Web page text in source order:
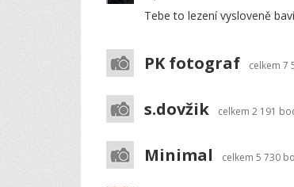
Tebe to lezení vysloveně
PK fotograf celkem 7
s.dovžik celkem 2 191
Minimal celkem 5 730